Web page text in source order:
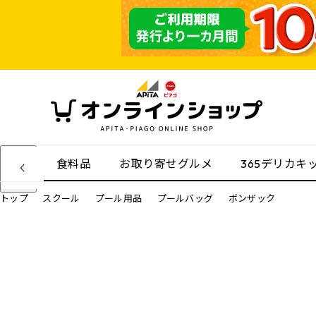
食料品 お取り寄せグルメ 365デリカキ
トップ スクール プール用品 プールバッグ ボンザック